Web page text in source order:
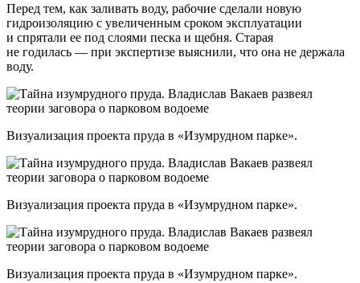
Перед тем, как заливать воду, рабочие сделали новую
гидроизоляцию с увеличенным сроком эксплуатации
и спрятали ее под слоями песка и щебня. Старая
не годилась — при экспертизе выяснили, что она не держала
воду.
Визуализация проекта пруда в «Изумрудном парке».
Визуализация проекта пруда в «Изумрудном парке».
Визуализация проекта пруда в «Изумрудном парке».